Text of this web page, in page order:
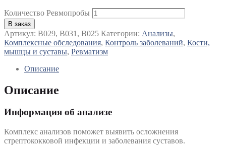
Количество Ревмопробы
В заказ
Артикул: B029, B031, B025 Категории: Анализы,
Комплексные обследования, Контроль заболеваний, Кости,
мышцы и суставы, Ревматизм
Описание
Описание
Информация об анализе
Комплекс анализов поможет выявить осложнения
стрептококковой инфекции и заболевания суставов.